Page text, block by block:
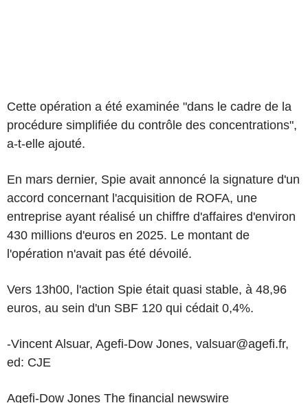
Cette opération a été examinée "dans le cadre de la
procédure simplifiée du contrôle des concentrations",
a-t-elle ajouté.
En mars dernier, Spie avait annoncé la signature d'un
accord concernant l'acquisition de ROFA, une
entreprise ayant réalisé un chiffre d'affaires d'environ
430 millions d'euros en 2025. Le montant de
l'opération n'avait pas été dévoilé.
Vers 13h00, l'action Spie était quasi stable, à 48,96
euros, au sein d'un SBF 120 qui cédait 0,4%.
-Vincent Alsuar, Agefi-Dow Jones, valsuar@agefi.fr,
ed: CJE
Agefi-Dow Jones The financial newswire